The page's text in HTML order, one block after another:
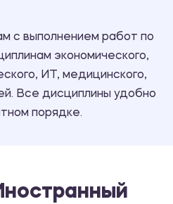
с выполнением работ по
экономического,
ИТ, медицинского,
Все дисциплины удобно
порядке.